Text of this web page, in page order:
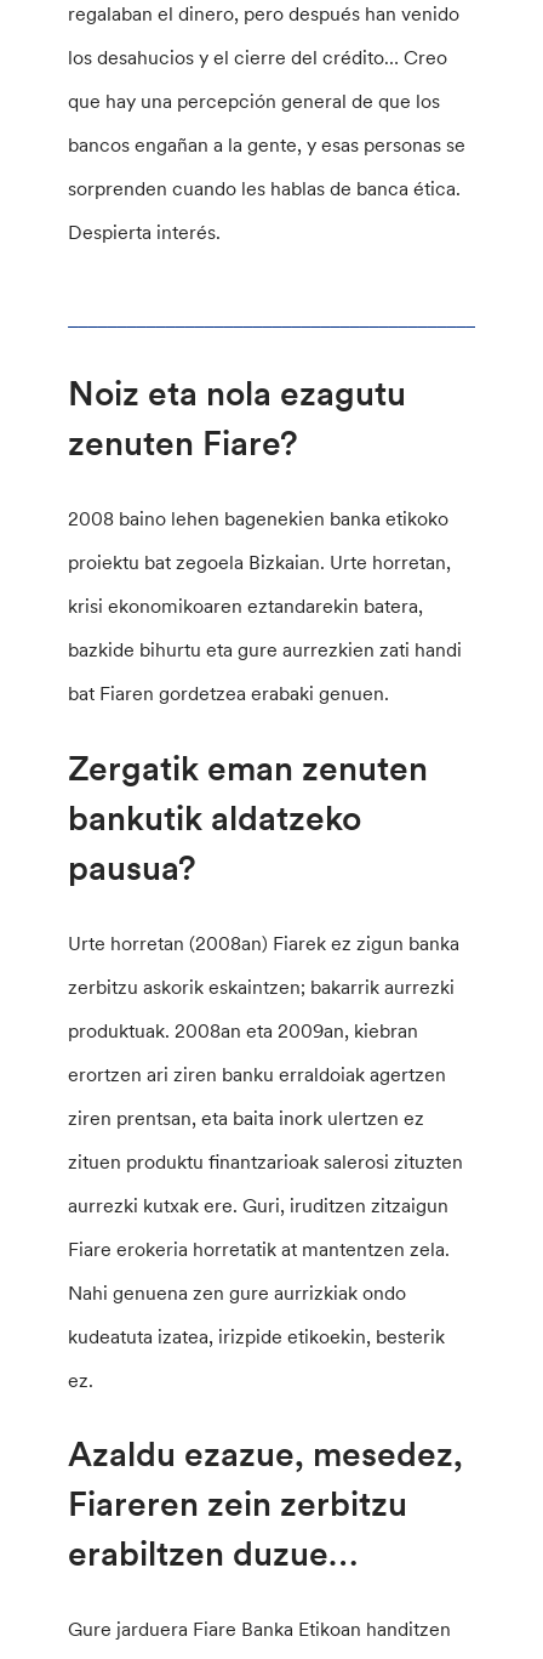
regalaban el dinero, pero después han venido
los desahucios y el cierre del crédito… Creo
que hay una percepción general de que los
bancos engañan a la gente, y esas personas se
sorprenden cuando les hablas de banca ética.
Despierta interés.
Noiz eta nola ezagutu
zenuten Fiare?
2008 baino lehen bagenekien banka etikoko
proiektu bat zegoela Bizkaian. Urte horretan,
krisi ekonomikoaren eztandarekin batera,
bazkide bihurtu eta gure aurrezkien zati handi
bat Fiaren gordetzea erabaki genuen.
Zergatik eman zenuten
bankutik aldatzeko
pausua?
Urte horretan (2008an) Fiarek ez zigun banka
zerbitzu askorik eskaintzen; bakarrik aurrezki
produktuak. 2008an eta 2009an, kiebran
erortzen ari ziren banku erraldoiak agertzen
ziren prentsan, eta baita inork ulertzen ez
zituen produktu finantzarioak salerosi zituzten
aurrezki kutxak ere. Guri, iruditzen zitzaigun
Fiare erokeria horretatik at mantentzen zela.
Nahi genuena zen gure aurrizkiak ondo
kudeatuta izatea, irizpide etikoekin, besterik
ez.
Azaldu ezazue, mesedez,
Fiareren zein zerbitzu
erabiltzen duzue…
Gure jarduera Fiare Banka Etikoan handitzen